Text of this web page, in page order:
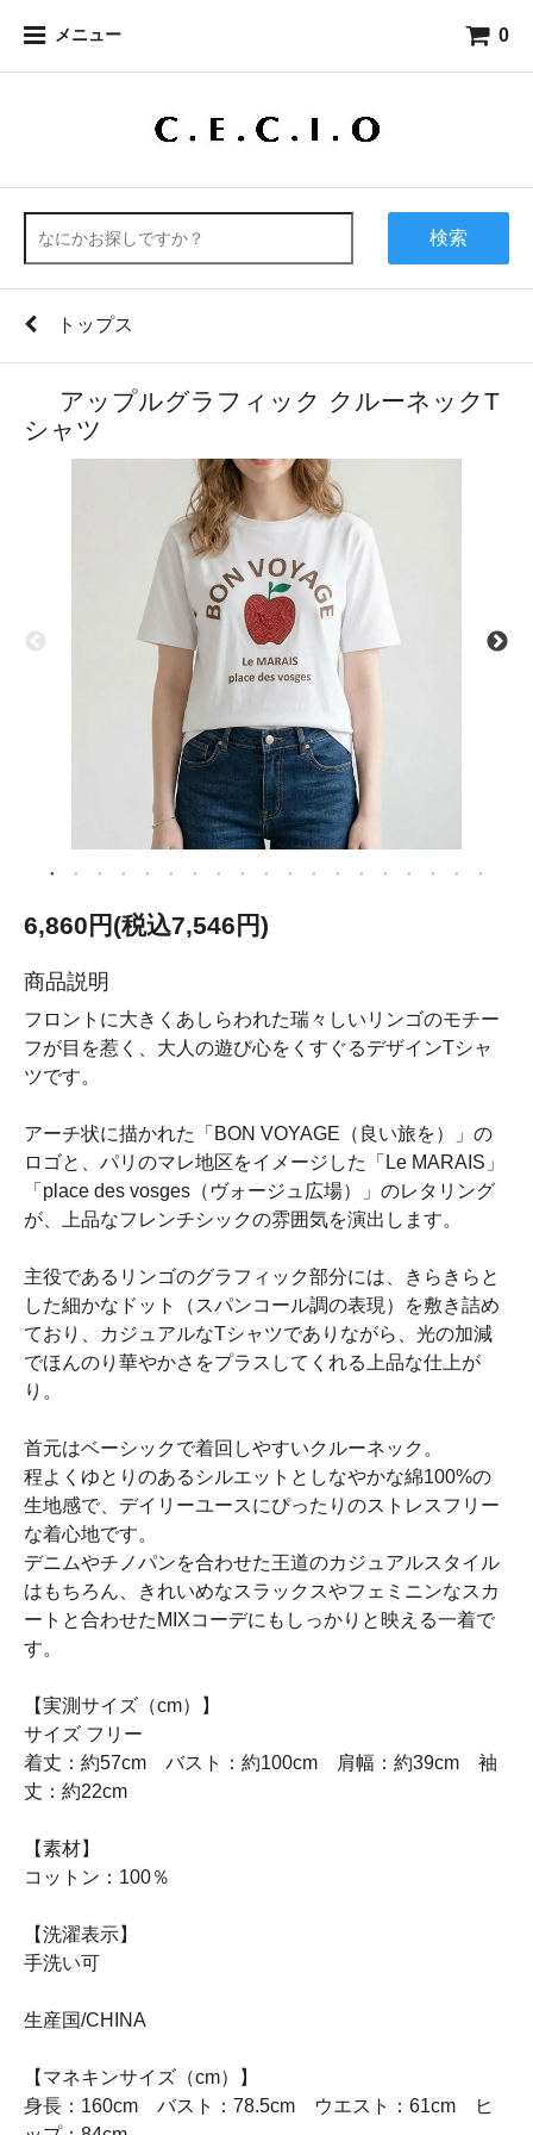
メニュー 0
検索
トップス
アップルグラフィック クルーネックT
シャツ
6,860円(税込7,546円)
商品説明
フロントに大きくあしらわれた瑞々しいリンゴのモチー
フが目を惹く、大人の遊び心をくすぐるデザインTシャ
ツです。
アーチ状に描かれた「BON VOYAGE（良い旅を）」の
ロゴと、パリのマレ地区をイメージした「Le MARAIS」
「place des vosges（ヴォージュ広場）」のレタリング
が、上品なフレンチシックの雰囲気を演出します。
主役であるリンゴのグラフィック部分には、きらきらと
した細かなドット（スパンコール調の表現）を敷き詰め
ており、カジュアルなTシャツでありながら、光の加減
でほんのり華やかさをプラスしてくれる上品な仕上が
り。
首元はベーシックで着回しやすいクルーネック。
程よくゆとりのあるシルエットとしなやかな綿100%の
生地感で、デイリーユースにぴったりのストレスフリー
な着心地です。
デニムやチノパンを合わせた王道のカジュアルスタイル
はもちろん、きれいめなスラックスやフェミニンなスカ
ートと合わせたMIXコーデにもしっかりと映える一着で
す。
【実測サイズ（cm）】
サイズ フリー
着丈：約57cm バスト：約100cm 肩幅：約39cm 袖
丈：約22cm
【素材】
コットン：100％
【洗濯表示】
手洗い可
生産国/CHINA
【マネキンサイズ（cm）】
身長：160cm バスト：78.5cm ウエスト：61cm ヒ